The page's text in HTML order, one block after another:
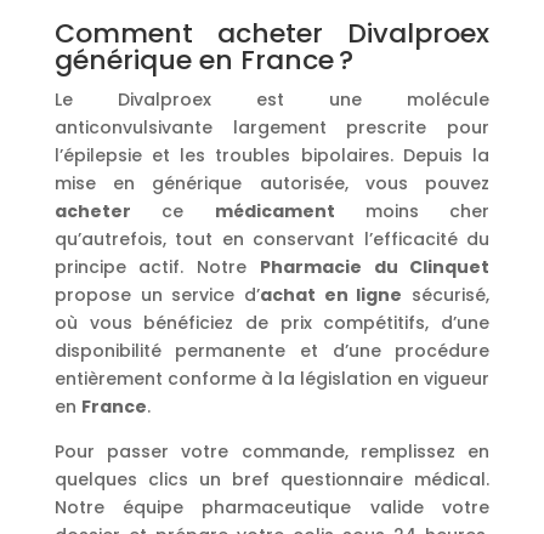
Comment acheter Divalproex
générique en France ?
Le Divalproex est une molécule
anticonvulsivante largement prescrite pour
l’épilepsie et les troubles bipolaires. Depuis la
mise en générique autorisée, vous pouvez
acheter ce médicament moins cher
qu’autrefois, tout en conservant l’efficacité du
principe actif. Notre Pharmacie du Clinquet
propose un service d’achat en ligne sécurisé,
où vous bénéficiez de prix compétitifs, d’une
disponibilité permanente et d’une procédure
entièrement conforme à la législation en vigueur
en France.
Pour passer votre commande, remplissez en
quelques clics un bref questionnaire médical.
Notre équipe pharmaceutique valide votre